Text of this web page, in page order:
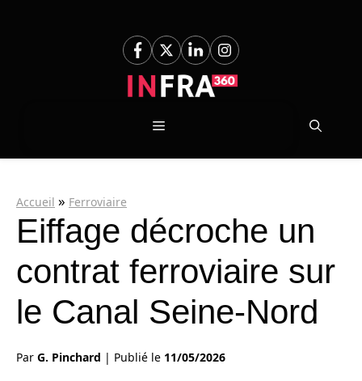
Menu
Accueil » Ferroviaire
Eiffage décroche un
contrat ferroviaire sur
le Canal Seine-Nord
Par G. Pinchard | Publié le 11/05/2026